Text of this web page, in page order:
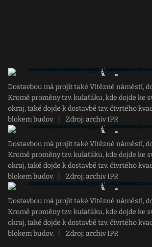
Dostavbou má projít také Vítězné náměstí,
Kromě proměny tzv. kulaťáku, kde dojde ke
okraj, také dojde k dostavbě tzv. čtvrtého
blokem budov.
Zdroj: archiv IPR
Dostavbou má projít také Vítězné náměstí,
Kromě proměny tzv. kulaťáku, kde dojde ke
okraj, také dojde k dostavbě tzv. čtvrtého
blokem budov.
Zdroj: archiv IPR
Dostavbou má projít také Vítězné náměstí,
Kromě proměny tzv. kulaťáku, kde dojde ke
okraj, také dojde k dostavbě tzv. čtvrtého
blokem budov.
Zdroj: archiv IPR